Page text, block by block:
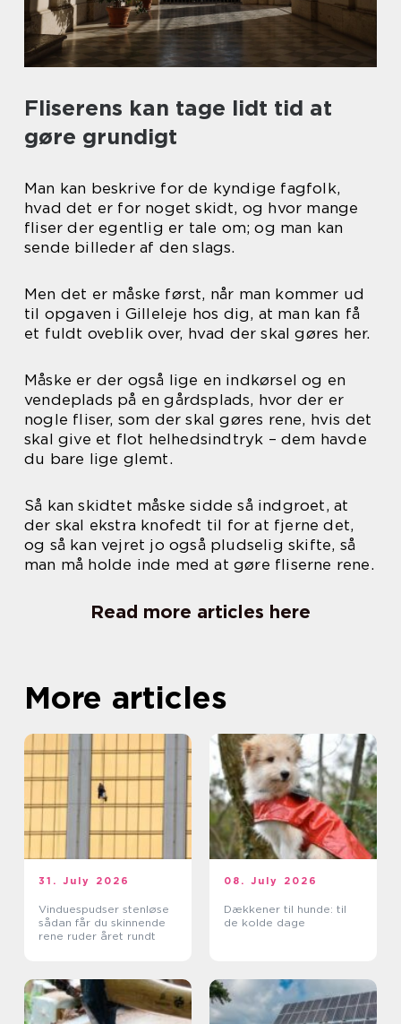
Fliserens kan tage lidt tid at
gøre grundigt
Man kan beskrive for de kyndige fagfolk,
hvad det er for noget skidt, og hvor mange
fliser der egentlig er tale om; og man kan
sende billeder af den slags.
Men det er måske først, når man kommer ud
til opgaven i Gilleleje hos dig, at man kan få
et fuldt oveblik over, hvad der skal gøres her.
Måske er der også lige en indkørsel og en
vendeplads på en gårdsplads, hvor der er
nogle fliser, som der skal gøres rene, hvis det
skal give et flot helhedsindtryk – dem havde
du bare lige glemt.
Så kan skidtet måske sidde så indgroet, at
der skal ekstra knofedt til for at fjerne det,
og så kan vejret jo også pludselig skifte, så
man må holde inde med at gøre fliserne rene.
Read more articles here
More articles
31. July 2026
Vinduespudser stenløse
sådan får du skinnende
rene ruder året rundt
08. July 2026
Dækkener til hunde: til
de kolde dage